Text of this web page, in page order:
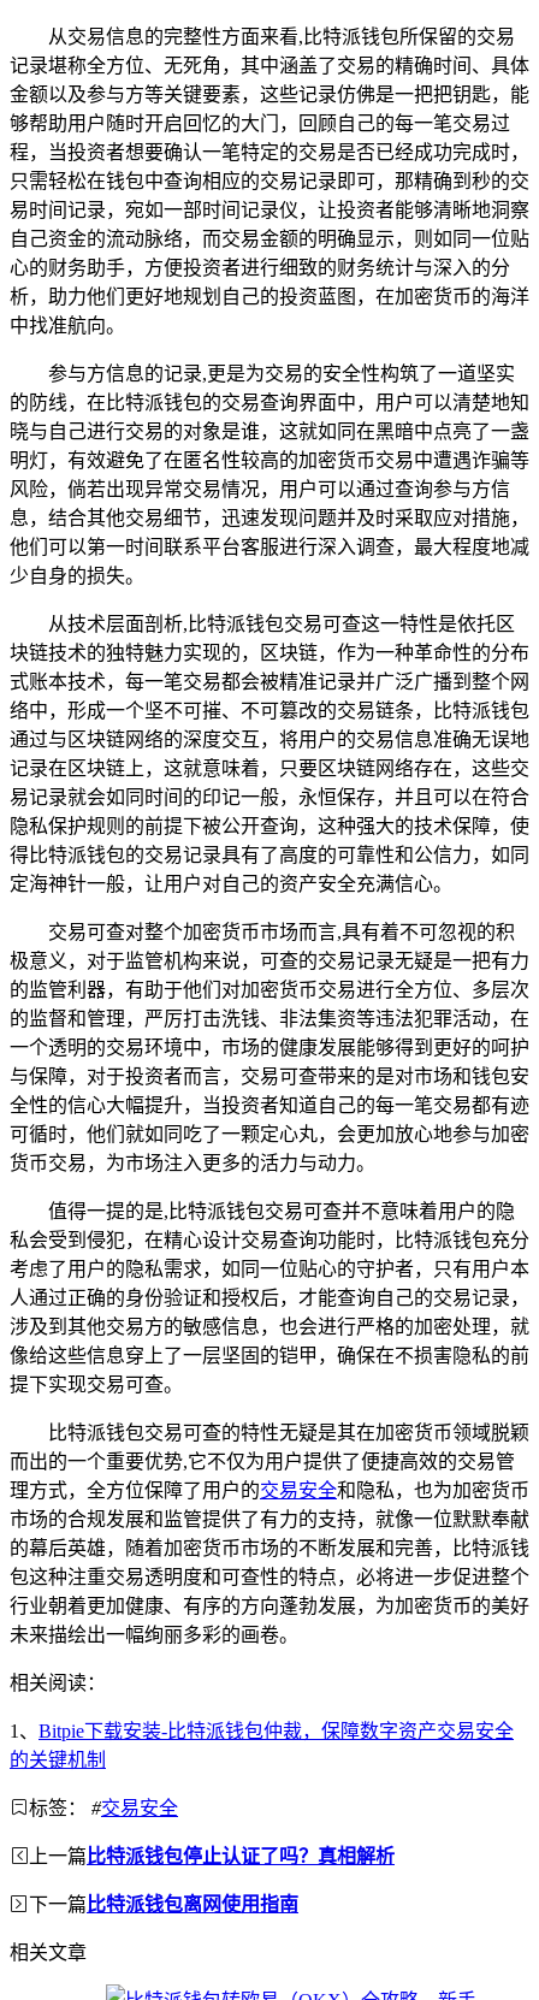
从交易信息的完整性方面来看,比特派钱包所保留的交易
记录堪称全方位、无死角，其中涵盖了交易的精确时间、具体
金额以及参与方等关键要素，这些记录仿佛是一把把钥匙，能
够帮助用户随时开启回忆的大门，回顾自己的每一笔交易过
程，当投资者想要确认一笔特定的交易是否已经成功完成时，
只需轻松在钱包中查询相应的交易记录即可，那精确到秒的交
易时间记录，宛如一部时间记录仪，让投资者能够清晰地洞察
自己资金的流动脉络，而交易金额的明确显示，则如同一位贴
心的财务助手，方便投资者进行细致的财务统计与深入的分
析，助力他们更好地规划自己的投资蓝图，在加密货币的海洋
中找准航向。
参与方信息的记录,更是为交易的安全性构筑了一道坚实
的防线，在比特派钱包的交易查询界面中，用户可以清楚地知
晓与自己进行交易的对象是谁，这就如同在黑暗中点亮了一盏
明灯，有效避免了在匿名性较高的加密货币交易中遭遇诈骗等
风险，倘若出现异常交易情况，用户可以通过查询参与方信
息，结合其他交易细节，迅速发现问题并及时采取应对措施，
他们可以第一时间联系平台客服进行深入调查，最大程度地减
少自身的损失。
从技术层面剖析,比特派钱包交易可查这一特性是依托区
块链技术的独特魅力实现的，区块链，作为一种革命性的分布
式账本技术，每一笔交易都会被精准记录并广泛广播到整个网
络中，形成一个坚不可摧、不可篡改的交易链条，比特派钱包
通过与区块链网络的深度交互，将用户的交易信息准确无误地
记录在区块链上，这就意味着，只要区块链网络存在，这些交
易记录就会如同时间的印记一般，永恒保存，并且可以在符合
隐私保护规则的前提下被公开查询，这种强大的技术保障，使
得比特派钱包的交易记录具有了高度的可靠性和公信力，如同
定海神针一般，让用户对自己的资产安全充满信心。
交易可查对整个加密货币市场而言,具有着不可忽视的积
极意义，对于监管机构来说，可查的交易记录无疑是一把有力
的监管利器，有助于他们对加密货币交易进行全方位、多层次
的监督和管理，严厉打击洗钱、非法集资等违法犯罪活动，在
一个透明的交易环境中，市场的健康发展能够得到更好的呵护
与保障，对于投资者而言，交易可查带来的是对市场和钱包安
全性的信心大幅提升，当投资者知道自己的每一笔交易都有迹
可循时，他们就如同吃了一颗定心丸，会更加放心地参与加密
货币交易，为市场注入更多的活力与动力。
值得一提的是,比特派钱包交易可查并不意味着用户的隐
私会受到侵犯，在精心设计交易查询功能时，比特派钱包充分
考虑了用户的隐私需求，如同一位贴心的守护者，只有用户本
人通过正确的身份验证和授权后，才能查询自己的交易记录，
涉及到其他交易方的敏感信息，也会进行严格的加密处理，就
像给这些信息穿上了一层坚固的铠甲，确保在不损害隐私的前
提下实现交易可查。
比特派钱包交易可查的特性无疑是其在加密货币领域脱颖
而出的一个重要优势,它不仅为用户提供了便捷高效的交易管
理方式，全方位保障了用户的交易安全和隐私，也为加密货币
市场的合规发展和监管提供了有力的支持，就像一位默默奉献
的幕后英雄，随着加密货币市场的不断发展和完善，比特派钱
包这种注重交易透明度和可查性的特点，必将进一步促进整个
行业朝着更加健康、有序的方向蓬勃发展，为加密货币的美好
未来描绘出一幅绚丽多彩的画卷。
相关阅读：
1、 Bitpie下载安装-比特派钱包仲裁，保障数字资产交易安全
的关键机制
标签： #交易安全
上一篇 比特派钱包停止认证了吗？真相解析
下一篇 比特派钱包离网使用指南
相关文章